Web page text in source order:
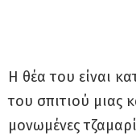
Η θέα του είναι
του σπιτιού μιας
μονωμένες